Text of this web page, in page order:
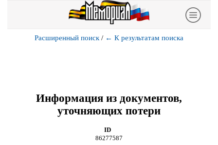
Расширенный поиск / ← К результатам поиска
Информация из документов,
уточняющих потери
ID
86277587